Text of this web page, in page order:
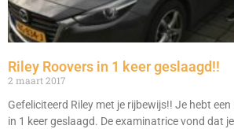
Riley Roovers in 1 keer geslaagd!!
2 maart 2017
Gefeliciteerd Riley met je rijbewijs!! Je hebt
in 1 keer geslaagd. De examinatrice vond dat